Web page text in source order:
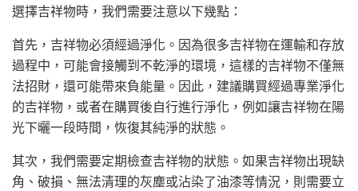
選擇吉祥物時，我們需要注意以下幾點：
首先，吉祥物必須經過淨化。因為很多吉祥物在運輸和存放
過程中，可能會接觸到不乾淨的環境，這樣的吉祥物不僅無
法招財，還可能帶來負能量。因此，建議購買經過專業淨化
的吉祥物，或者在購買後自行進行淨化，例如讓吉祥物在陽
光下曬一段時間，恢復其純淨的狀態。
其次，我們需要定期檢查吉祥物的狀態。如果吉祥物出現缺
角、破損、無法清理的灰塵或沾染了油漆等情況，則需要立